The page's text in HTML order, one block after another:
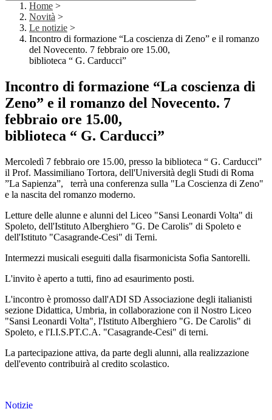
Home >
Novità >
Le notizie >
Incontro di formazione “La coscienza di Zeno” e il romanzo
del Novecento. 7 febbraio ore 15.00,
biblioteca “ G. Carducci”
Incontro di formazione “La coscienza di
Zeno” e il romanzo del Novecento. 7
febbraio ore 15.00,
biblioteca “ G. Carducci”
Mercoledì 7 febbraio ore 15.00, presso la biblioteca “ G. Carducci”
il Prof. Massimiliano Tortora, dell'Università degli Studi di Roma
”La Sapienza”, terrà una conferenza sulla "La Coscienza di Zeno"
e la nascita del romanzo moderno.
Letture delle alunne e alunni del Liceo "Sansi Leonardi Volta" di
Spoleto, dell'Istituto Alberghiero "G. De Carolis" di Spoleto e
dell'Istituto "Casagrande-Cesi" di Terni.
Intermezzi musicali eseguiti dalla fisarmonicista Sofia Santorelli.
L'invito è aperto a tutti, fino ad esaurimento posti.
L'incontro è promosso dall'ADI SD Associazione degli italianisti
sezione Didattica, Umbria, in collaborazione con il Nostro Liceo
"Sansi Leonardi Volta", l'Istituto Alberghiero "G. De Carolis" di
Spoleto, e l'I.I.S.PT.C.A. "Casagrande-Cesi" di terni.
La partecipazione attiva, da parte degli alunni, alla realizzazione
dell'evento contribuirà al credito scolastico.
Notizie